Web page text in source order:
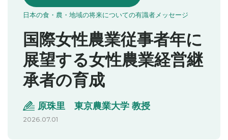
日本の食・農・地域の将来についての有識者メッセージ
国際女性農業従事者年に
展望する女性農業経営継
承者の育成
原珠里 東京農業大学 教授
2026.07.01